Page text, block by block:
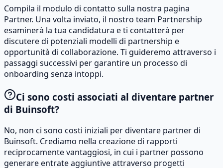
Compila il modulo di contatto sulla nostra pagina
Partner. Una volta inviato, il nostro team Partnership
esaminerà la tua candidatura e ti contatterà per
discutere di potenziali modelli di partnership e
opportunità di collaborazione. Ti guideremo attraverso i
passaggi successivi per garantire un processo di
onboarding senza intoppi.
Ci sono costi associati al diventare partner
di Buinsoft?
No, non ci sono costi iniziali per diventare partner di
Buinsoft. Crediamo nella creazione di rapporti
reciprocamente vantaggiosi, in cui i partner possono
generare entrate aggiuntive attraverso progetti